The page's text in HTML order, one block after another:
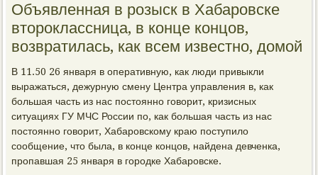
Объявленная в розыск в Хабаровске
второклассница, в конце концов,
возвратилась, как всем известно, домой
В 11.50 26 января в оперативную, как люди привыкли
выражаться, дежурную смену Центра управления в, как
большая часть из нас постоянно говорит, кризисных
ситуациях ГУ МЧС России по, как большая часть из нас
постоянно говорит, Хабаровскому краю поступило
сообщение, что была, в конце концов, найдена девченка,
пропавшая 25 января в городке Хабаровске.